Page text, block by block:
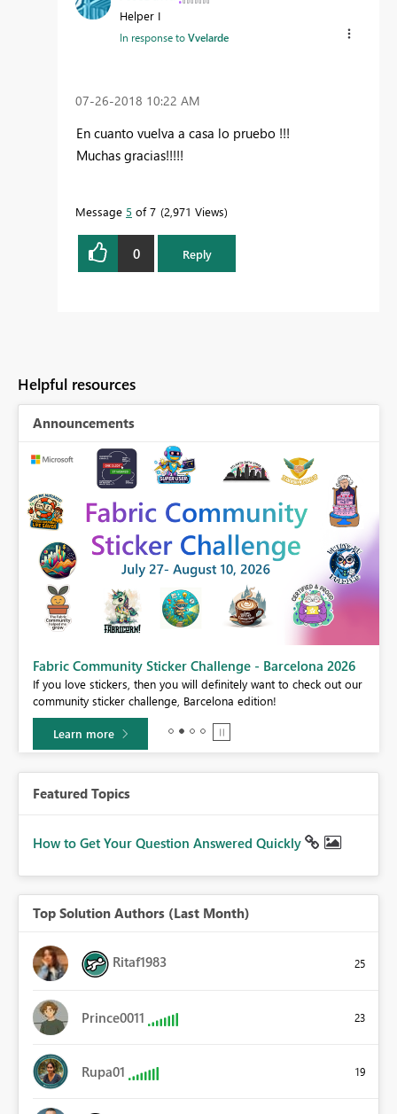
Helper I
In response toVvelarde
‎07-26-2018 10:22 AM
En cuanto vuelva a casa lo pruebo !!!
Muchas gracias!!!!!
Message 5 of 7 2,971 Views
0 Reply
Helpful resources
Announcements
Fabric Community Sticker Challenge - Barcelona 2026
If you love stickers, then you will definitely want to check out our
community sticker challenge, Barcelona edition!
Learn more
Featured Topics
How to Get Your Question Answered Quickly
Top Solution Authors (Last Month)
Ritaf1983 25
Prince0011 23
Rupa01 19